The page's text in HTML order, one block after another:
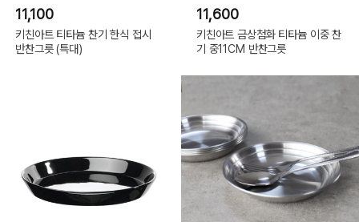
11,100
키친아트 티타늄 찬기 한식 접시
반찬그릇 (특대)
11,600
키친아트 금상첨화 티타늄 이중 찬
기 중11CM 반찬그릇